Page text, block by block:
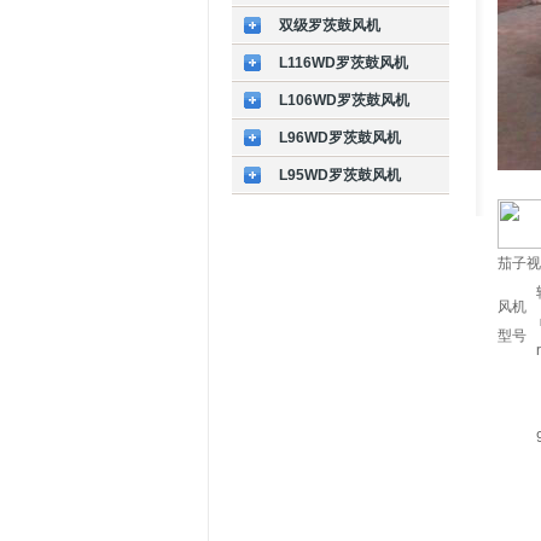
双级罗茨鼓风机
L116WD罗茨鼓风机
L106WD罗茨鼓风机
L96WD罗茨鼓风机
L95WD罗茨鼓风机
茄子
风机
型号